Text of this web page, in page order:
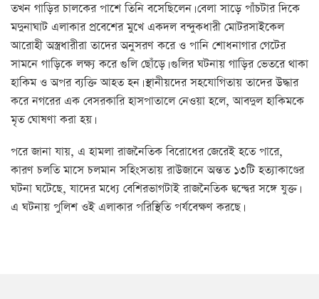
তখন গাড়ির চালকের পাশে তিনি বসেছিলেন। বেলা সাড়ে পাঁচটার দিকে
মদুনাঘাট এলাকার প্রবেশের মুখে একদল বন্দুকধারী মোটরসাইকেল
আরোহী অস্ত্রধারীরা তাদের অনুসরণ করে ও পানি শোধনাগার গেটের
সামনে গাড়িকে লক্ষ্য করে গুলি ছোঁড়ে। গুলির ঘটনায় গাড়ির ভেতরে থাকা
হাকিম ও অপর ব্যক্তি আহত হন। স্থানীয়দের সহযোগিতায় তাদের উদ্ধার
করে নগরের এক বেসরকারি হাসপাতালে নেওয়া হলে, আবদুল হাকিমকে
মৃত ঘোষণা করা হয়।
পরে জানা যায়, এ হামলা রাজনৈতিক বিরোধের জেরেই হতে পারে,
কারণ চলতি মাসে চলমান সহিংসতায় রাউজানে অন্তত ১৩টি হত্যাকাণ্ডের
ঘটনা ঘটেছে, যাদের মধ্যে বেশিরভাগটাই রাজনৈতিক দ্বন্দ্বের সঙ্গে যুক্ত।
এ ঘটনায় পুলিশ ওই এলাকার পরিস্থিতি পর্যবেক্ষণ করছে।